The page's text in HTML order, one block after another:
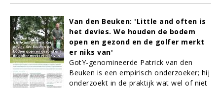
Van den Beuken: 'Little and often is
het devies. We houden de bodem
open en gezond en de golfer merkt
er niks van'
GotY-genomineerde Patrick van den
Beuken is een empirisch onderzoeker; hij
onderzoekt in de praktijk wat wel of niet